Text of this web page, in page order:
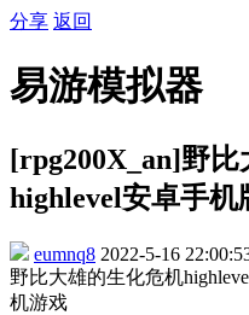
分享 返回
易游模拟器
[rpg200X_an]野
highlevel安卓手机
eumnq8 2022-5-16
野比大雄的生化危机
机游戏